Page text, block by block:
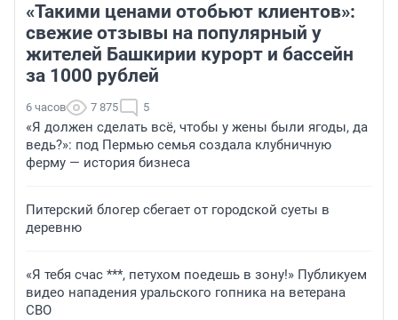
«Такими ценами отобьют клиентов»:
свежие отзывы на популярный у
жителей Башкирии курорт и бассейн
за 1000 рублей
6 часов 7 875 5
«Я должен сделать всё, чтобы у жены были ягоды, да
ведь?»: под Пермью семья создала клубничную
ферму — история бизнеса
Питерский блогер сбегает от городской суеты в
деревню
«Я тебя счас ***, петухом поедешь в зону!» Публикуем
видео нападения уральского гопника на ветерана
СВО